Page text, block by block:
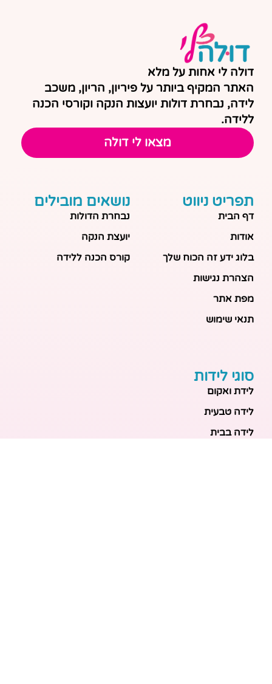
דולה לי אחות על מלא
האתר המקיף ביותר על פיריון, הריון, משכב
לידה, נבחרת דולות יועצות הנקה וקורסי הכנה
ללידה.
מצאו לי דולה
תפריט ניווט
דף הבית
אודות
בלוג ידע זה הכוח שלך
הצהרת נגישות
מפת אתר
תנאי שימוש
נושאים מובילים
נבחרת הדולות
יועצת הנקה
קורס הכנה ללידה
סוגי לידות
לידת ואקום
לידה טבעית
לידה בבית